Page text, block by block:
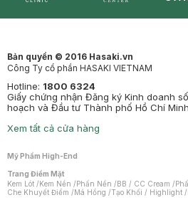
Bản quyền © 2016 Hasaki.vn
Công Ty cổ phần HASAKI VIETNAM
Hotline: 1800 6324
Giấy chứng nhận Đăng ký Kinh doanh
hoạch và Đầu tư Thành phố Hồ Chí
Xem tất cả cửa hàng
Mỹ Phẩm High-End
Trang Điểm Mặt
Kem Lót /Kem Nền /Phấn Nền /BB / CC Cream /
Che Khuyết Điểm /Má Hồng /Tạo Khối / Highlight /